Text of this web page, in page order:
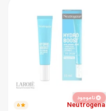
ناموجود
Neutrogena ۵